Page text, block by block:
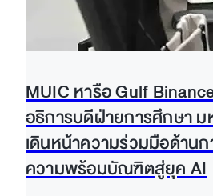
MUIC หารือ Gulf
อธิการบดีฝ่ายการศึกษา
เดินหน้าความร่วมมือด้าน
ความพร้อมบัณฑิตสู่ยุค AI